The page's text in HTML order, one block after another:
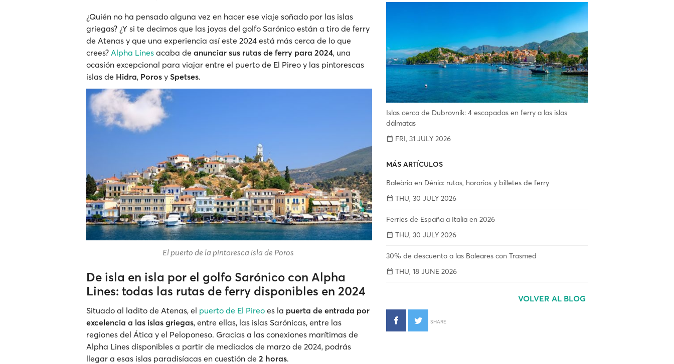
¿Quién no ha pensado alguna vez en hacer ese viaje soñado por las islas
griegas? ¿Y si te decimos que las joyas del golfo Sarónico están a tiro de ferry
de Atenas y que una experiencia así este 2024 está más cerca de lo que
crees? Alpha Lines acaba de anunciar sus rutas de ferry para 2024, una
ocasión excepcional para viajar entre el puerto de El Pireo y las pintorescas
islas de Hidra, Poros y Spetses.
El puerto de la pintoresca isla de Poros
De isla en isla por el golfo Sarónico con Alpha
Lines: todas las rutas de ferry disponibles en 2024
Situado al ladito de Atenas, el puerto de El Pireo es la puerta de entrada por
excelencia a las islas griegas, entre ellas, las islas Sarónicas, entre las
regiones del Ática y el Peloponeso. Gracias a las conexiones marítimas de
Alpha Lines disponibles a partir de mediados de marzo de 2024, podrás
llegar a esas islas paradisíacas en cuestión de 2 horas.
Islas cerca de Dubrovnik: 4 escapadas en ferry a las islas
dálmatas
FRI, 31 JULY 2026
MÁS ARTÍCULOS
Baleària en Dénia: rutas, horarios y billetes de ferry
THU, 30 JULY 2026
Ferries de España a Italia en 2026
THU, 30 JULY 2026
30% de descuento a las Baleares con Trasmed
THU, 18 JUNE 2026
VOLVER AL BLOG
SHARE